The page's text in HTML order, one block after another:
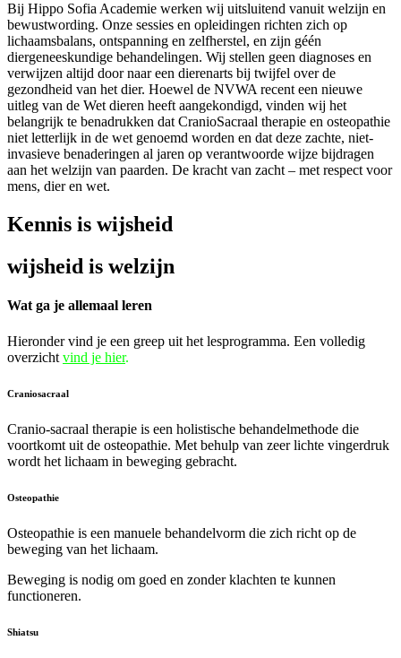
Bij Hippo Sofia Academie werken wij uitsluitend vanuit welzijn en
bewustwording. Onze sessies en opleidingen richten zich op
lichaamsbalans, ontspanning en zelfherstel, en zijn géén
diergeneeskundige behandelingen. Wij stellen geen diagnoses en
verwijzen altijd door naar een dierenarts bij twijfel over de
gezondheid van het dier. Hoewel de NVWA recent een nieuwe
uitleg van de Wet dieren heeft aangekondigd, vinden wij het
belangrijk te benadrukken dat CranioSacraal therapie en osteopathie
niet letterlijk in de wet genoemd worden en dat deze zachte, niet-
invasieve benaderingen al jaren op verantwoorde wijze bijdragen
aan het welzijn van paarden. De kracht van zacht – met respect voor
mens, dier en wet.
Kennis is wijsheid
wijsheid is welzijn
Wat ga je allemaal leren
Hieronder vind je een greep uit het lesprogramma. Een volledig
overzicht vind je hier.
Craniosacraal
Cranio-sacraal therapie is een holistische behandelmethode die
voortkomt uit de osteopathie. Met behulp van zeer lichte vingerdruk
wordt het lichaam in beweging gebracht.
Osteopathie
Osteopathie is een manuele behandelvorm die zich richt op de
beweging van het lichaam.
Beweging is nodig om goed en zonder klachten te kunnen
functioneren.
Shiatsu